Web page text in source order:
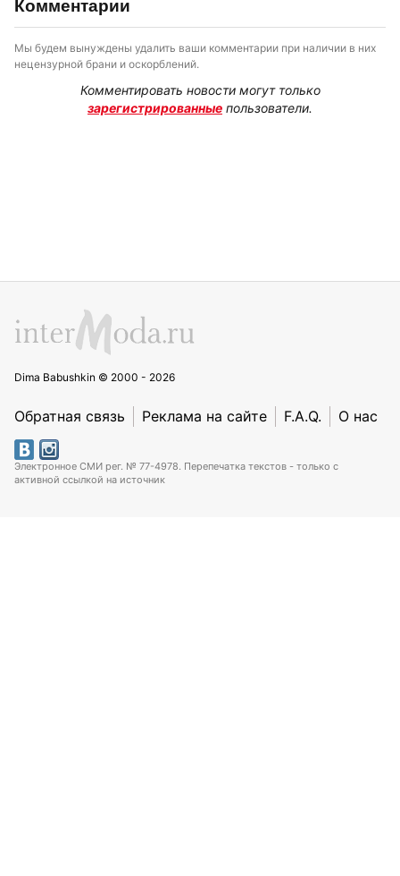
Комментарии
Мы будем вынуждены удалить ваши комментарии при наличии в них
нецензурной брани и оскорблений.
Комментировать новости могут только
зарегистрированные пользователи.
Dima Babushkin © 2000 - 2026
Обратная связь Реклама на сайте F.A.Q. О нас
Электронное СМИ рег. № 77-4978. Перепечатка текстов - только с
активной ссылкой на источник